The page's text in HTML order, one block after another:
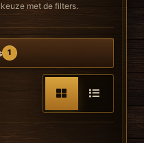
met de filters.
1